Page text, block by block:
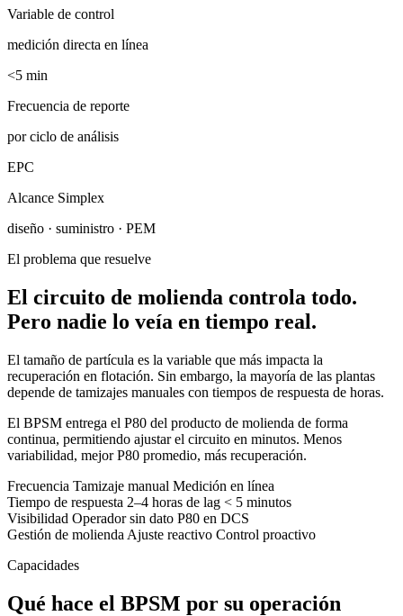
Variable de control
medición directa en línea
<5 min
Frecuencia de reporte
por ciclo de análisis
EPC
Alcance Simplex
diseño · suministro · PEM
El problema que resuelve
El circuito de molienda controla todo.
Pero nadie lo veía en tiempo real.
El tamaño de partícula es la variable que más impacta la
recuperación en flotación. Sin embargo, la mayoría de las plantas
depende de tamizajes manuales con tiempos de respuesta de horas.
El BPSM entrega el P80 del producto de molienda de forma
continua, permitiendo ajustar el circuito en minutos. Menos
variabilidad, mejor P80 promedio, más recuperación.
Frecuencia Tamizaje manual Medición en línea
Tiempo de respuesta 2–4 horas de lag < 5 minutos
Visibilidad Operador sin dato P80 en DCS
Gestión de molienda Ajuste reactivo Control proactivo
Capacidades
Qué hace el BPSM por su operación